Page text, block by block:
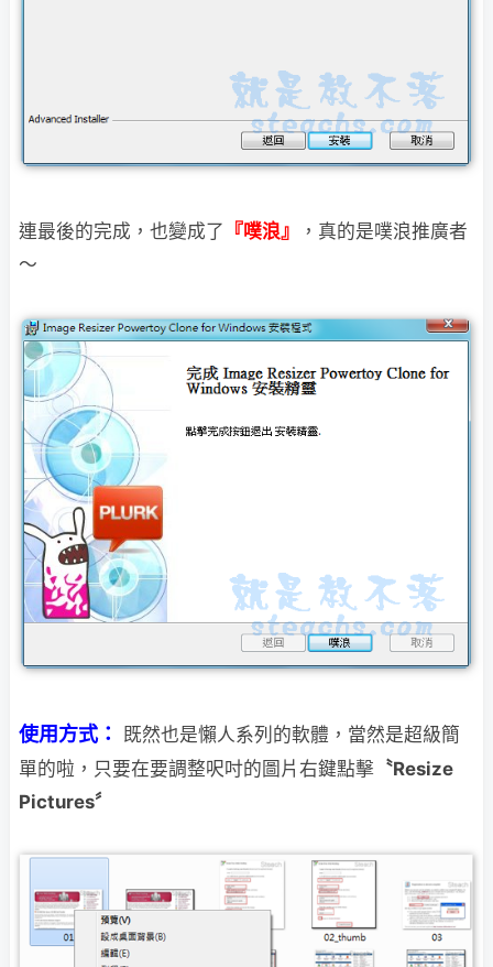
連最後的完成，也變成了 『噗浪』
，真的是噗浪推廣者
～
使用方式：
既然也是懶人系列的軟體，當然是超級簡
單的啦，只要在要調整呎吋的圖片右鍵點擊 〝Resize
Pictures〞